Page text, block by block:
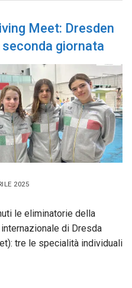
Meet: Dresden
giornata
2025
le eliminatorie della
di Dresda
tre le specialità individuali